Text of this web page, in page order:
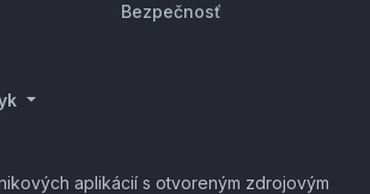
Bezpečnosť
aplikácií s otvoreným zdrojovým